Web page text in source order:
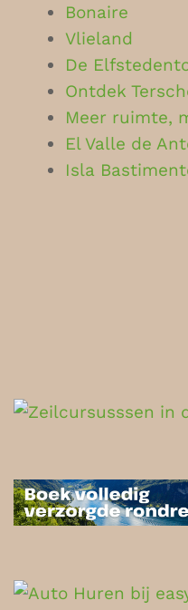
Bonaire
Vlieland
De
Ontdek
Meer ruimte,
El Valle de
Isla